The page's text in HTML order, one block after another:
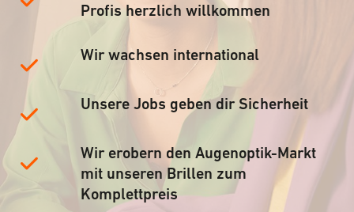
Profis herzlich willkommen
Wir wachsen international
Unsere Jobs geben dir Sicherheit
Wir erobern den Augenoptik-Markt
mit unseren Brillen zum
Komplettpreis